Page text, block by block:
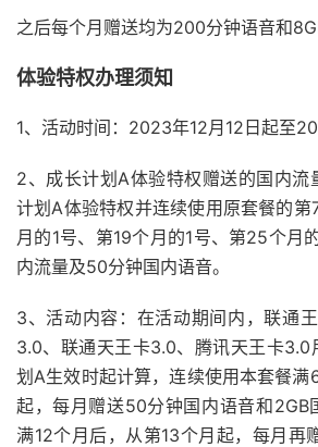
之后每个月赠送均为200分钟语音和
体验特权办理须知
1、活动时间：2023年12月12日起至
2、成长计划A体验特权赠送的国内流
计划A体验特权并连续使用原套餐的第
月的1号、第19个月的1号、第25个月
内流量及50分钟国内语音。
3、活动内容：在活动期间内，联通
3.0、联通天王卡3.0、腾讯天王卡3.0
划A生效时起计算，连续使用本套餐满
起，每月赠送50分钟国内语音和2GB
满12个月后，从第13个月起，每月再